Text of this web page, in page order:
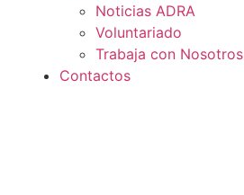
Noticias ADRA
Voluntariado
Trabaja con Nosotros
Contactos